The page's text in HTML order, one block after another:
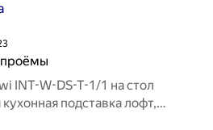
INT-W-DS-T-1/1 на стол
подставка лофт,
салфеток